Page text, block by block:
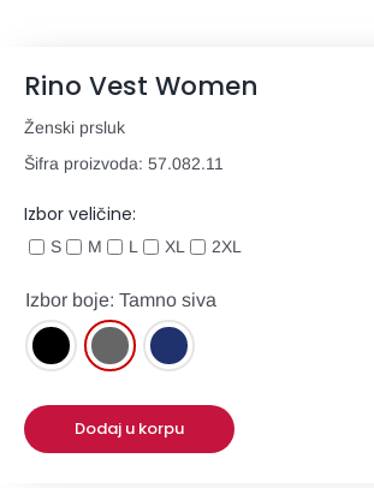
Promo materijali
Tekstil
Expo
Posteri i baneri
Stikeri i nalepnice
Rino Vest Women
Ženski prsluk
Šifra proizvoda: 57.082.11
Izbor veličine:
S M L XL 2XL
Izbor boje: Tamno siva
Dodaj u korpu